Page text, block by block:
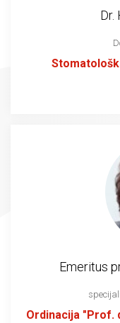
Dr.
Emeritus
Ordinacija "Prof.